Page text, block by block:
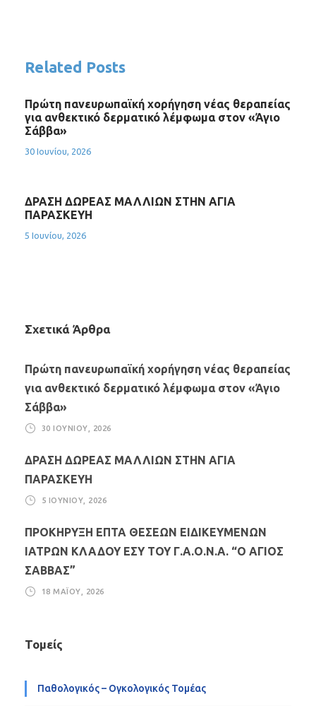
Related Posts
Πρώτη πανευρωπαϊκή χορήγηση νέας θεραπείας
για ανθεκτικό δερματικό λέμφωμα στον «Άγιο
Σάββα»
30 Ιουνίου, 2026
ΔΡΑΣΗ ΔΩΡΕΑΣ ΜΑΛΛΙΩΝ ΣΤΗΝ ΑΓΙΑ
ΠΑΡΑΣΚΕΥΗ
5 Ιουνίου, 2026
Σχετικά Άρθρα
Πρώτη πανευρωπαϊκή χορήγηση νέας θεραπείας
για ανθεκτικό δερματικό λέμφωμα στον «Άγιο
Σάββα»
30 ΙΟΥΝΊΟΥ, 2026
ΔΡΑΣΗ ΔΩΡΕΑΣ ΜΑΛΛΙΩΝ ΣΤΗΝ ΑΓΙΑ
ΠΑΡΑΣΚΕΥΗ
5 ΙΟΥΝΊΟΥ, 2026
ΠΡΟΚΗΡΥΞΗ ΕΠΤΑ ΘΕΣΕΩΝ ΕΙΔΙΚΕΥΜΕΝΩΝ
ΙΑΤΡΩΝ ΚΛΑΔΟΥ ΕΣΥ ΤΟΥ Γ.Α.Ο.Ν.Α. “Ο ΑΓΙΟΣ
ΣΑΒΒΑΣ”
18 ΜΑΪ́ΟΥ, 2026
Τομείς
Παθολογικός – Ογκολογικός Τομέας